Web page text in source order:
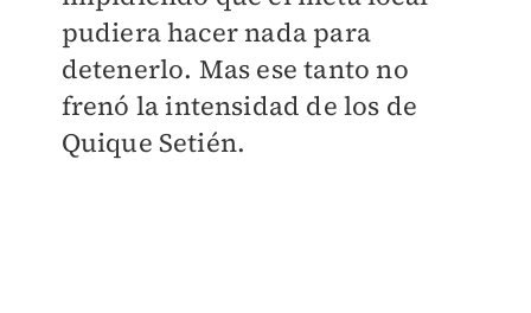
pudiera hacer nada para
detenerlo. Mas ese tanto no
frenó la intensidad de los de
Quique Setién.